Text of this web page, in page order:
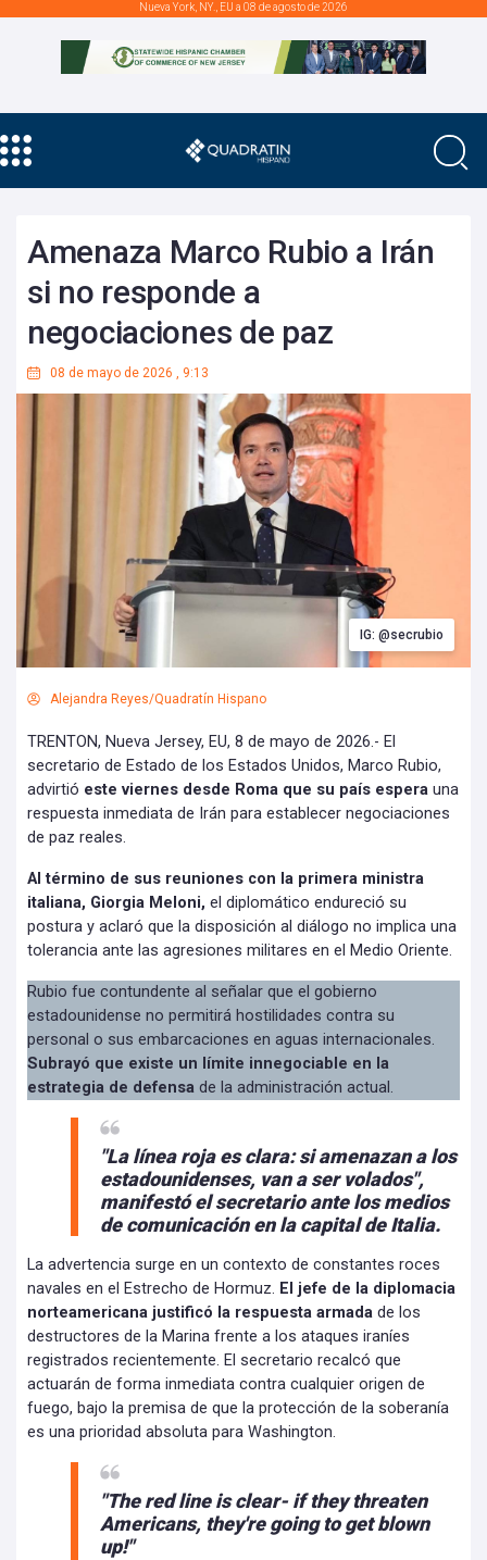
Nueva York, NY., EU a 08 de agosto de 2026
Amenaza Marco Rubio a Irán
si no responde a
negociaciones de paz
08 de mayo de 2026 , 9:13
IG: @secrubio
Alejandra Reyes/Quadratín Hispano
TRENTON, Nueva Jersey, EU, 8 de mayo de 2026.- El
secretario de Estado de los Estados Unidos, Marco Rubio,
advirtió este viernes desde Roma que su país espera una
respuesta inmediata de Irán para establecer negociaciones
de paz reales.
Al término de sus reuniones con la primera ministra
italiana, Giorgia Meloni, el diplomático endureció su
postura y aclaró que la disposición al diálogo no implica una
tolerancia ante las agresiones militares en el Medio Oriente.
Rubio fue contundente al señalar que el gobierno
estadounidense no permitirá hostilidades contra su
personal o sus embarcaciones en aguas internacionales.
Subrayó que existe un límite innegociable en la
estrategia de defensa de la administración actual.
"La línea roja es clara: si amenazan a los
estadounidenses, van a ser volados",
manifestó el secretario ante los medios
de comunicación en la capital de Italia.
La advertencia surge en un contexto de constantes roces
navales en el Estrecho de Hormuz. El jefe de la diplomacia
norteamericana justificó la respuesta armada de los
destructores de la Marina frente a los ataques iraníes
registrados recientemente. El secretario recalcó que
actuarán de forma inmediata contra cualquier origen de
fuego, bajo la premisa de que la protección de la soberanía
es una prioridad absoluta para Washington.
"The red line is clear- if they threaten
Americans, they're going to get blown
up!"